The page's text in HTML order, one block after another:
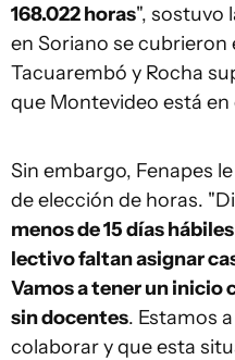
168.022 horas", sostuvo
en Soriano se cubrieron
Tacuarembó y Rocha
que Montevideo está en
Sin embargo, Fenapes
de elección de horas.
menos de 15 días
lectivo faltan asignar
Vamos a tener un inicio
sin docentes. Estamos
colaborar y que esta